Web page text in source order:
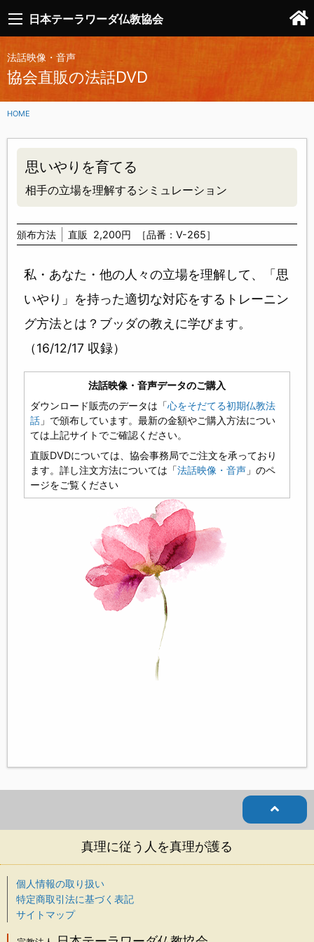
日本テーラワーダ仏教協会
法話映像・音声
協会直販の法話DVD
HOME
思いやりを育てる
相手の立場を理解するシミュレーション
頒布方法 直販 2,200円 ［品番：V-265］
私・あなた・他の人々の立場を理解して、「思
いやり」を持った適切な対応をするトレーニン
グ方法とは？ブッダの教えに学びます。
（16/12/17 収録）
法話映像・音声データのご購入
ダウンロード販売のデータは「心をそだてる初期仏教法
話」で頒布しています。最新の金額やご購入方法につい
ては上記サイトでご確認ください。
直販DVDについては、協会事務局でご注文を承っており
ます。詳し注文方法については「法話映像・音声」のペ
ージをご覧ください
真理に従う人を真理が護る
個人情報の取り扱い
特定商取引法に基づく表記
サイトマップ